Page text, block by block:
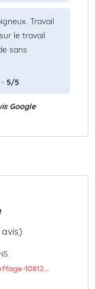
Travail
le travail
sans
5/5
Google
10812...